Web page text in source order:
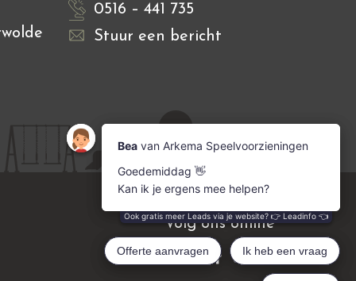
0516 – 441 735
Stuur een bericht
Volg ons online